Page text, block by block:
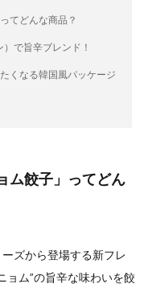
てどんな商品？
で旨辛ブレンド！
くなる韓国風パッケージ
ム餃子」ってどん
ズから登場する新フレ
ョム”の旨辛な味わいを餃
bibigo
ESG
SNS
X
凍食品のはなし』
冷凍食品豆知識